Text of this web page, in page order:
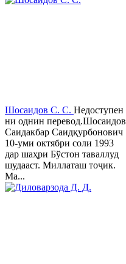
Шосаидов С. С. Недоступен
ни однин перевод.Шосаидов
Саидакбар Саидқурбонович
10-уми октябри соли 1993
дар шаҳри Бўстон таваллуд
шудааст. Миллаташ тоҷик.
Ма...